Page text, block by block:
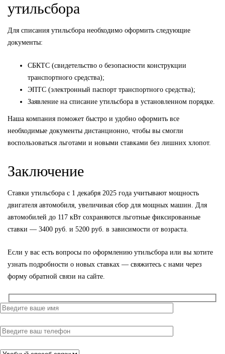
утильсбора
Для списания утильсбора необходимо оформить следующие
документы:
СБКТС (свидетельство о безопасности конструкции
транспортного средства);
ЭПТС (электронный паспорт транспортного средства);
Заявление на списание утильсбора в установленном порядке.
Наша компания поможет быстро и удобно оформить все
необходимые документы дистанционно, чтобы вы смогли
воспользоваться льготами и новыми ставками без лишних хлопот.
Заключение
Ставки утильсбора с 1 декабря 2025 года учитывают мощность
двигателя автомобиля, увеличивая сбор для мощных машин. Для
автомобилей до 117 кВт сохраняются льготные фиксированные
ставки — 3400 руб. и 5200 руб. в зависимости от возраста.
Если у вас есть вопросы по оформлению утильсбора или вы хотите
узнать подробности о новых ставках — свяжитесь с нами через
форму обратной связи на сайте.